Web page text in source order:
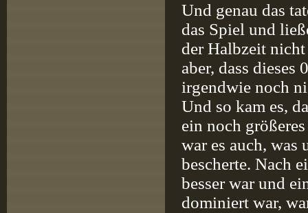
Und genau das
das Spiel und
der Halbzeit
aber, dass dieses
irgendwie noch
Und so kam es,
ein noch
war es auch, was
bescherte. Nach
besser war und
dominiert war,